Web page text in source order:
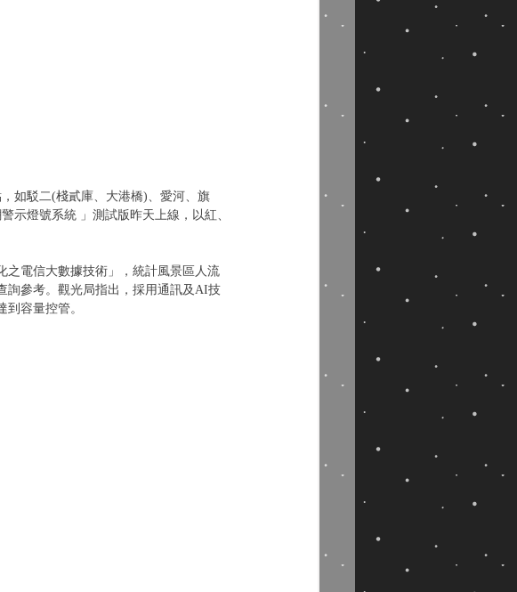
如駁二(棧貳庫、大港橋)、愛河、旗
示燈號系統 」測試版昨天上線，以紅、
之電信大數據技術」，統計風景區人流
詢參考。觀光局指出，採用通訊及AI技
容量控管。